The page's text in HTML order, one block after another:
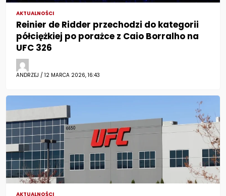
AKTUALNOŚCI
Reinier de Ridder przechodzi do kategorii
półciężkiej po porażce z Caio Borralho na
UFC 326
ANDRZEJ / 12 MARCA 2026, 16:43
AKTUALNOŚCI